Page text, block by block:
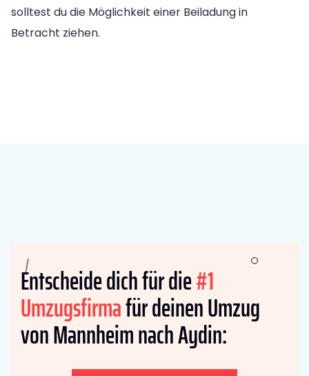
solltest du die Möglichkeit einer Beiladung in
Betracht ziehen.
Entscheide dich für die#1
Umzugsfirmafür deinen Umzug
von Mannheim nach Aydin: